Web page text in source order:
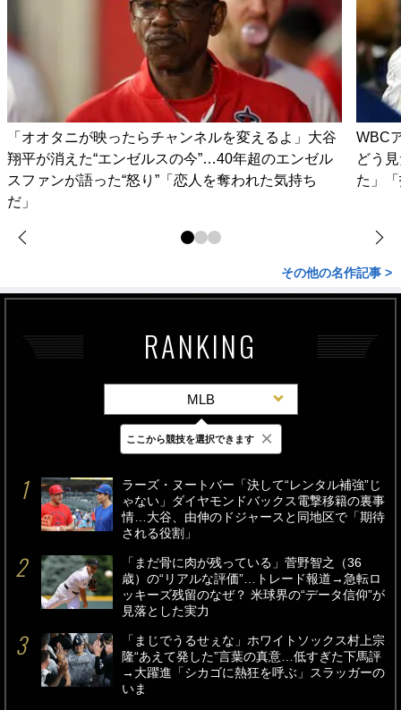
「オオタニが映ったらチャンネルを変えるよ」大谷
翔平が消えた“エンゼルスの今”…40年超のエンゼル
スファンが語った“怒り”「恋人を奪われた気持ち
だ」
WBC
どう
た」
その他の名作記事 >
RANKING
MLB
最新 24時間 週間
ラーズ・ヌートバー「決して“レンタル補強”じ
ゃない」ダイヤモンドバックス電撃移籍の裏事
情…大谷、由伸のドジャースと同地区で「期待
される役割」
「まだ骨に肉が残っている」菅野智之（36
歳）の“リアルな評価”…トレード報道→急転ロ
ッキーズ残留のなぜ？ 米球界の“データ信仰”が
見落とした実力
「まじでうるせぇな」ホワイトソックス村上宗
隆“あえて発した”言葉の真意…低すぎた下馬評
→大躍進「シカゴに熱狂を呼ぶ」スラッガーの
いま
ここから競技を選択できます ×